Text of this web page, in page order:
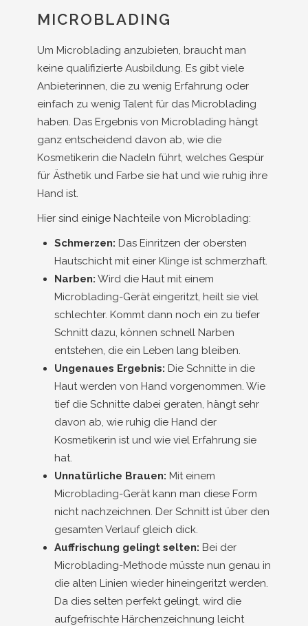
MICROBLADING
Um Microblading anzubieten, braucht man
keine qualifizierte Ausbildung. Es gibt viele
Anbieterinnen, die zu wenig Erfahrung oder
einfach zu wenig Talent für das Microblading
haben. Das Ergebnis von Microblading hängt
ganz entscheidend davon ab, wie die
Kosmetikerin die Nadeln führt, welches Gespür
für Ästhetik und Farbe sie hat und wie ruhig ihre
Hand ist.
Hier sind einige Nachteile von Microblading:
Schmerzen: Das Einritzen der obersten
Hautschicht mit einer Klinge ist schmerzhaft.
Narben: Wird die Haut mit einem
Microblading-Gerät eingeritzt, heilt sie viel
schlechter. Kommt dann noch ein zu tiefer
Schnitt dazu, können schnell Narben
entstehen, die ein Leben lang bleiben.
Ungenaues Ergebnis: Die Schnitte in die
Haut werden von Hand vorgenommen. Wie
tief die Schnitte dabei geraten, hängt sehr
davon ab, wie ruhig die Hand der
Kosmetikerin ist und wie viel Erfahrung sie
hat.
Unnatürliche Brauen: Mit einem
Microblading-Gerät kann man diese Form
nicht nachzeichnen. Der Schnitt ist über den
gesamten Verlauf gleich dick.
Auffrischung gelingt selten: Bei der
Microblading-Methode müsste nun genau in
die alten Linien wieder hineingeritzt werden.
Da dies selten perfekt gelingt, wird die
aufgefrischte Härchenzeichnung leicht